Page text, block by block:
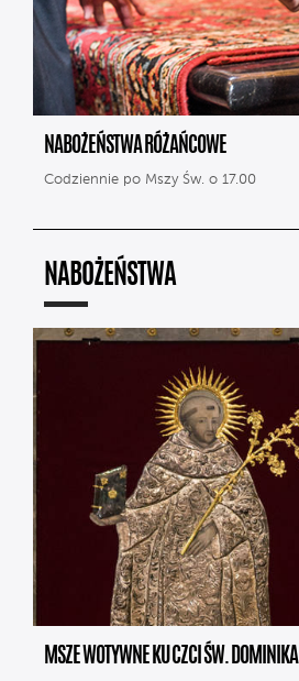
NABOŻEŃSTWA RÓŻAŃCOWE
Codziennie po Mszy Św. o 17.00
NABOŻEŃSTWA
MSZE WOTYWNE KU CZCI ŚW. DOMINIKA